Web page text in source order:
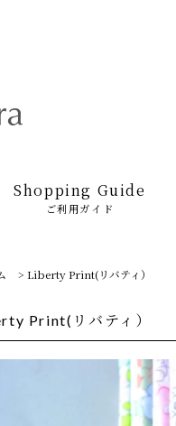
Shopping Guide
ご利用ガイド
> Liberty Print(リバティ）
Print(リバティ）